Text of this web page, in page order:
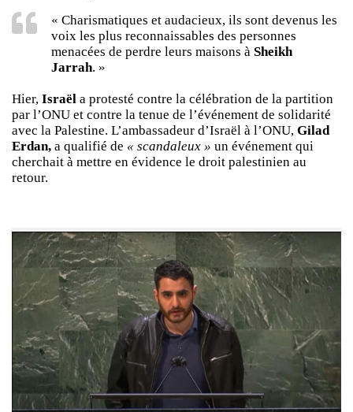
« Charismatiques et audacieux, ils sont devenus les
voix les plus reconnaissables des personnes
menacées de perdre leurs maisons à Sheikh
Jarrah. »
Hier, Israël a protesté contre la célébration de la partition
par l’ONU et contre la tenue de l’événement de solidarité
avec la Palestine. L’ambassadeur d’Israël à l’ONU, Gilad
Erdan, a qualifié de « scandaleux » un événement qui
cherchait à mettre en évidence le droit palestinien au
retour.